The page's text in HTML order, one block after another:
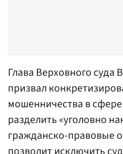
Глава Верховного суда
призвал
мошенничества в
разделить «уголовно
гражданско-правовые